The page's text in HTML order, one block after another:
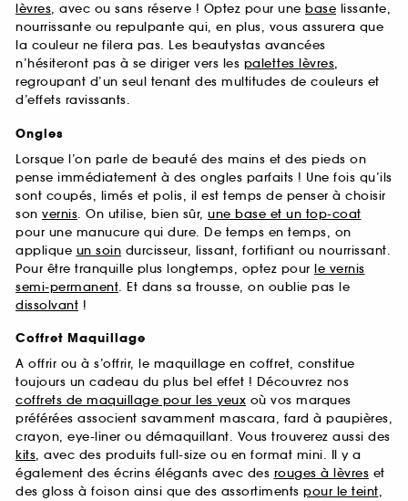
lèvres, avec ou sans réserve ! Optez pour une base lissante,
nourrissante ou repulpante qui, en plus, vous assurera que
la couleur ne filera pas. Les beautystas avancées
n’hésiteront pas à se diriger vers les palettes lèvres,
regroupant d’un seul tenant des multitudes de couleurs et
d’effets ravissants.
Ongles
Lorsque l’on parle de beauté des mains et des pieds on
pense immédiatement à des ongles parfaits ! Une fois qu’ils
sont coupés, limés et polis, il est temps de penser à choisir
son vernis. On utilise, bien sûr, une base et un top-coat
pour une manucure qui dure. De temps en temps, on
applique un soin durcisseur, lissant, fortifiant ou nourrissant.
Pour être tranquille plus longtemps, optez pour le vernis
semi-permanent. Et dans sa trousse, on oublie pas le
dissolvant !
Coffret Maquillage
A offrir ou à s’offrir, le maquillage en coffret, constitue
toujours un cadeau du plus bel effet ! Découvrez nos
coffrets de maquillage pour les yeux où vos marques
préférées associent savamment mascara, fard à paupières,
crayon, eye-liner ou démaquillant. Vous trouverez aussi des
kits, avec des produits full-size ou en format mini. Il y a
également des écrins élégants avec des rouges à lèvres et
des gloss à foison ainsi que des assortiments pour le teint,